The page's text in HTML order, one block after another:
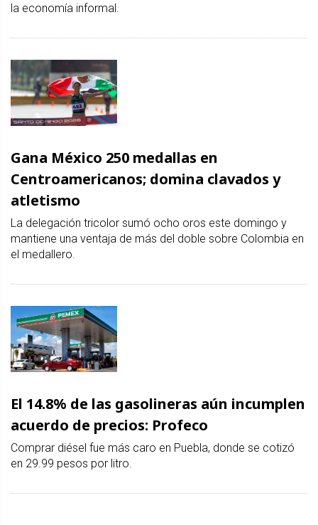
la economía informal.
Gana México 250 medallas en
Centroamericanos; domina clavados y
atletismo
La delegación tricolor sumó ocho oros este domingo y
mantiene una ventaja de más del doble sobre Colombia en
el medallero.
El 14.8% de las gasolineras aún incumplen
acuerdo de precios: Profeco
Comprar diésel fue más caro en Puebla, donde se cotizó
en 29.99 pesos por litro.